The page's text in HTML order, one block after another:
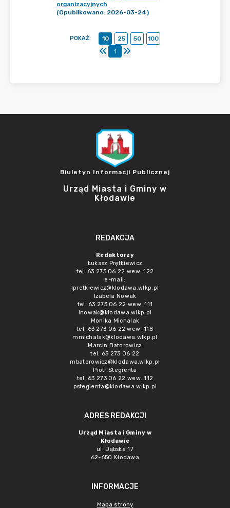
organizacyjnych
(Opublikowano: 2026-03-24)
POKAŻ: 10 25 50
100
1
Biuletyn Informacji Publicznej
Urząd Miasta i Gminy w
Kłodawie
REDAKCJA
Redaktorzy
Łukasz Prętkiewicz
tel. 63 273 06 22 wew. 122
e-mail:
lpretkiewicz@klodawa.wlkp.pl
Izabela Nowak
tel. 63 273 06 22 wew. 111
inowak@klodawa.wlkp.pl
Monika Michalak
tel. 63 273 06 22 wew. 118
mmichalak@klodawa.wlkp.pl
Marcin Batorowicz
tel. 63 273 06 22
mbatorowicz@klodawa.wlkp.pl
Piotr Stegienta
tel. 63 273 06 22 wew. 112
pstegienta@klodawa.wlkp.pl
ADRES REDAKCJI
Urząd Miasta i Gminy w
Kłodawie
ul. Dąbska 17
62-650 Kłodawa
INFORMACJE
Mapa strony